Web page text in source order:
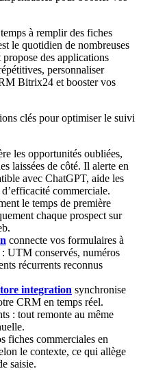
à remplir des fiches
le quotidien de nombreuses
des applications
personnaliser
Bitrix24 et booster vos
clés pour optimiser le suivi
les opportunités oubliées,
laissées de côté. Il alerte en
avec ChatGPT, aide les
commerciale.
le temps de première
chaque prospect sur
connecte vos formulaires à
UTM conservés, numéros
récurrents reconnus
integration synchronise
CRM en temps réel.
: tout remonte au même
fiches commerciales en
le contexte, ce qui allège
saisie.